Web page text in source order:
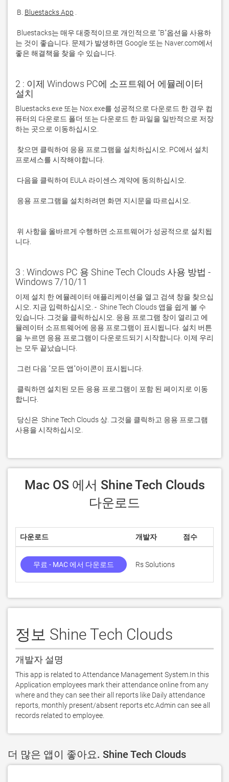
B. Bluestacks App
는 것이 좋습니다. 문제가 발생하면 Google 또는 Naver.com에서
좋은 해결책을 찾을 수 있습니다.
2 : 이제 Windows PC에 소프트웨어 에뮬레이터
설치
Bluestacks.exe 또는 Nox.exe를 성공적으로 다운로드 한 경우 컴
퓨터의 다운로드 폴더 또는 다운로드 한 파일을 일반적으로 저장
니다.
3 : Windows PC 용 Shine Tech Clouds 사용 방법 -
Windows 7/10/11
이제 설치 한 에뮬레이터 애플리케이션을 열고 검색 창을 찾으십
시오. 지금 입력하십시오. -  Shine Tech Clouds 앱을 쉽게 볼 수
있습니다. 그것을 클릭하십시오. 응용 프로그램 창이 열리고 에
뮬레이터 소프트웨어에 응용 프로그램이 표시됩니다. 설치 버튼
을 누르면 응용 프로그램이 다운로드되기 시작합니다. 이제 우리
사용을 시작하십시오.
다운로드
다운로드 개발자 점수
무료 - MAC 에서 다운로드 Rs Solutions
정보 Shine Tech Clouds
개발자 설명
This app is related to Attendance Management System.In this
Application employees mark their attendance online from any
where and they can see their all reports like Daily attendance
reports, monthly present/absent reports etc.Admin can see all
records related to employee.
더 많은 앱이 좋아요. Shine Tech Clouds